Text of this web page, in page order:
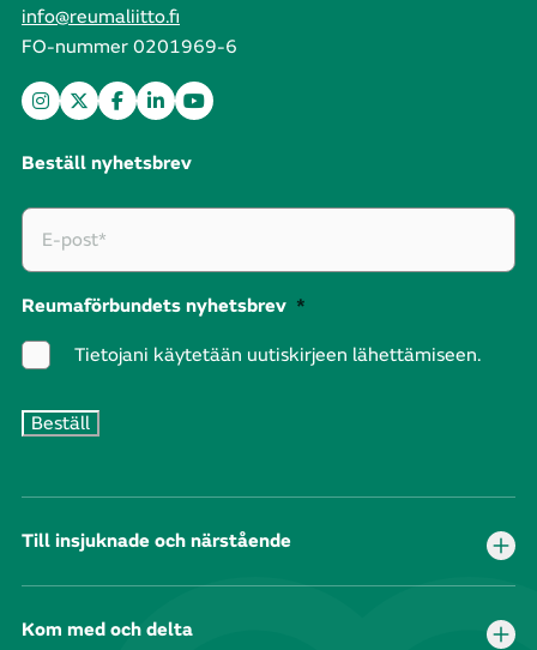
info@reumaliitto.fi
FO-nummer 0201969-6
Beställ nyhetsbrev
Reumaförbundets nyhetsbrev *
Tietojani käytetään uutiskirjeen lähettämiseen.
Till insjuknade och närstående
Kom med och delta